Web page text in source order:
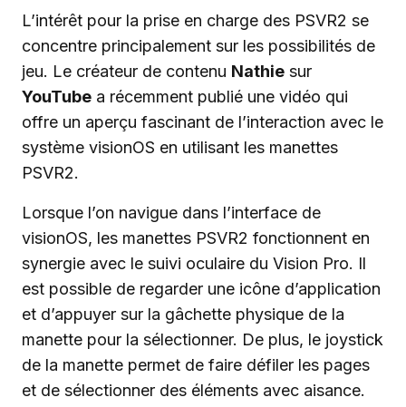
L’intérêt pour la prise en charge des PSVR2 se
concentre principalement sur les possibilités de
jeu. Le créateur de contenu Nathie sur
YouTube a récemment publié une vidéo qui
offre un aperçu fascinant de l’interaction avec le
système visionOS en utilisant les manettes
PSVR2.
Lorsque l’on navigue dans l’interface de
visionOS, les manettes PSVR2 fonctionnent en
synergie avec le suivi oculaire du Vision Pro. Il
est possible de regarder une icône d’application
et d’appuyer sur la gâchette physique de la
manette pour la sélectionner. De plus, le joystick
de la manette permet de faire défiler les pages
et de sélectionner des éléments avec aisance.